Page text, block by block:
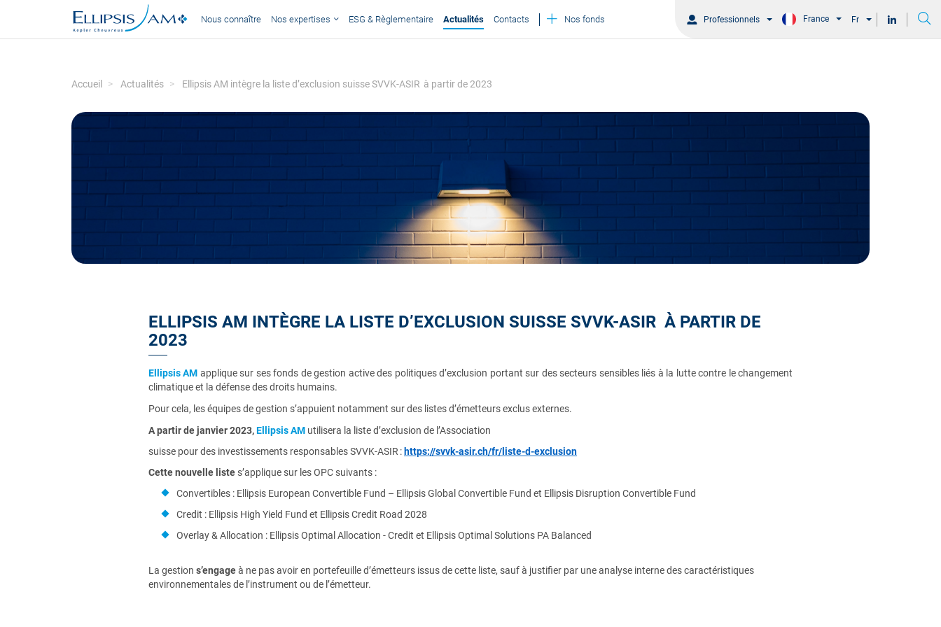
Professionnels France Fr
Nous connaître Nos expertises ESG & Règlementaire Actualités Contacts Nos fonds
Accueil Actualités Ellipsis AM intègre la liste d’exclusion suisse SVVK-ASIR à partir de 2023
ELLIPSIS AM INTÈGRE LA LISTE D’EXCLUSION SUISSE SVVK-ASIR À PARTIR DE
2023
Ellipsis AM applique sur ses fonds de gestion active des politiques d’exclusion portant sur des secteurs sensibles liés à la lutte contre le changement
climatique et la défense des droits humains.
Pour cela, les équipes de gestion s’appuient notamment sur des listes d’émetteurs exclus externes.
A partir de janvier 2023,Ellipsis AM utilisera la liste d’exclusion de l’Association
suisse pour des investissements responsablesSVVK-ASIR : https://svvk-asir.ch/fr/liste-d-exclusion
Cette nouvelle liste s’applique sur les OPC suivants :
Convertibles : Ellipsis European Convertible Fund – Ellipsis Global Convertible Fund et Ellipsis Disruption Convertible Fund
Credit : Ellipsis High Yield Fund et Ellipsis Credit Road 2028
Overlay & Allocation : Ellipsis Optimal Allocation - Credit et Ellipsis Optimal Solutions PA Balanced
La gestion s’engageà ne pas avoir en portefeuille d’émetteurs issus de cette liste, sauf à justifier par une analyse interne des caractéristiques
environnementales de l’instrument ou de l’émetteur.